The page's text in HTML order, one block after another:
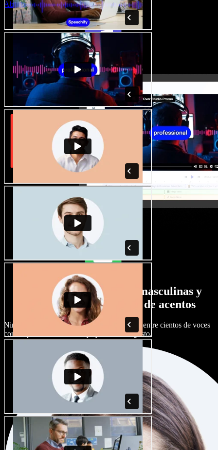
Abrir Studio
Gran selección de voces masculinas y
femeninas con todo tipo de acentos
Ningún proyecto tiene que sonar igual. Elige entre cientos de voces
con IA y acentos distintos, y ajústalas a tu gusto.